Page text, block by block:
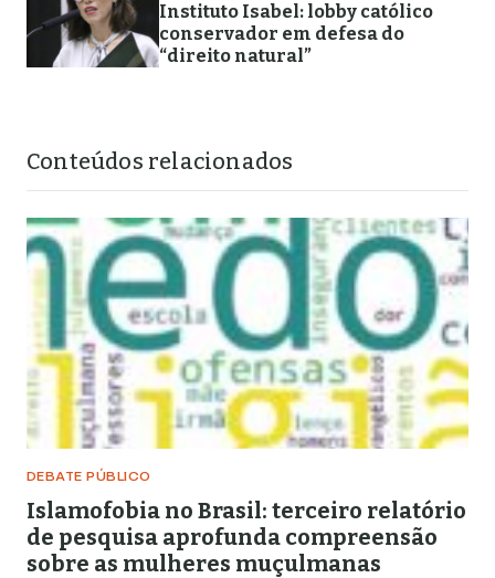
Instituto Isabel: lobby católico
conservador em defesa do
“direito natural”
Conteúdos relacionados
DEBATE PÚBLICO
Islamofobia no Brasil: terceiro relatório
de pesquisa aprofunda compreensão
sobre as mulheres muçulmanas